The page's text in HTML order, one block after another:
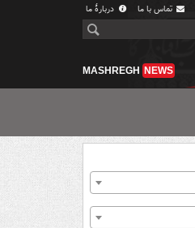
تماس با ما دربارهٔ ما
MASHREGH NEWS